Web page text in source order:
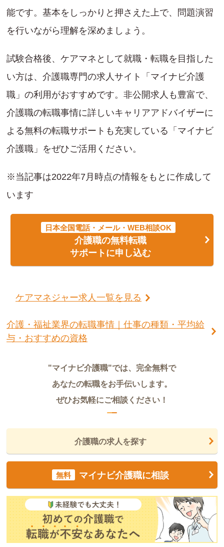
能です。基本をしっかりと押さえた上で、問題演習
を行いながら理解を深めましょう。
試験合格後、ケアマネとして就職・転職を目指した
い方は、介護職専門の求人サイト「マイナビ介護
職」の利用がおすすめです。非公開求人も豊富で、
介護職の転職事情に詳しいキャリアアドバイザーに
よる無料の転職サポートも充実している「マイナビ
介護職」をぜひご活用ください。
※当記事は2022年7月時点の情報をもとに作成して
います
日本全国電話・メール・WEB相談OK
介護職の無料転職
サポートに申し込む
ケアマネジャー求人一覧を見る
介護・福祉業界の転職事情｜仕事の種類・平均給
与・おすすめの資格
"マイナビ介護職"では、完全無料で
あなたの転職をお手伝いします。
ぜひお気軽にご相談ください！
介護職の求人を探す
無料 マイナビ介護職に相談